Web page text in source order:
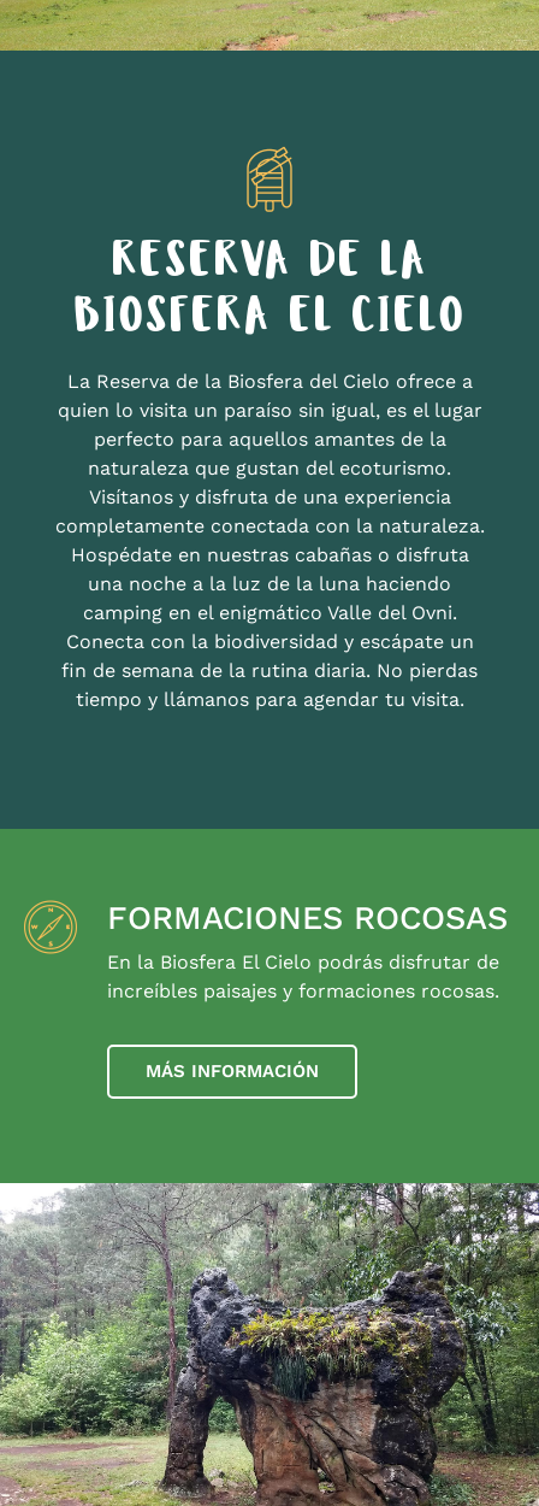
RESERVA DE LA
BIOSFERA EL CIELO
La Reserva de la Biosfera del Cielo ofrece a
quien lo visita un paraíso sin igual, es el lugar
perfecto para aquellos amantes de la
naturaleza que gustan del ecoturismo.
Visítanos y disfruta de una experiencia
completamente conectada con la naturaleza.
Hospédate en nuestras cabañas o disfruta
una noche a la luz de la luna haciendo
camping en el enigmático Valle del Ovni.
Conecta con la biodiversidad y escápate un
fin de semana de la rutina diaria. No pierdas
tiempo y llámanos para agendar tu visita.
FORMACIONES ROCOSAS
En la Biosfera El Cielo podrás disfrutar de
increíbles paisajes y formaciones rocosas.
MÁS INFORMACIÓN